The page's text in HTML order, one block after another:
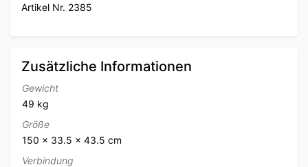
Artikel Nr. 2385
Zusätzliche Informationen
Gewicht
49 kg
Größe
150 × 33.5 × 43.5 cm
Verbindung